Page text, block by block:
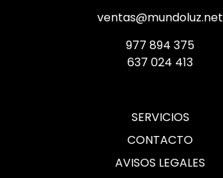
ventas@mundoluz.net
977 894 375
637 024 413
SERVICIOS
CONTACTO
AVISOS LEGALES